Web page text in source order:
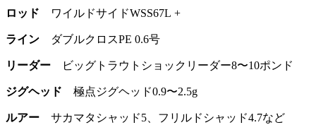
ロッド ワイルドサイドWSS67L +
ライン ダブルクロスPE 0.6号
リーダー ビッグトラウトショックリーダー8〜10ポンド
ジグヘッド 極点ジグヘッド0.9〜2.5g
ルアー サカマタシャッド5、フリルドシャッド4.7など